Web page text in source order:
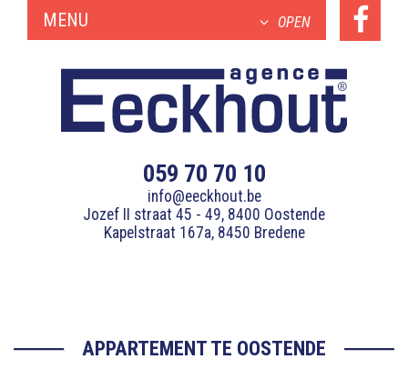
MENU OPEN
059 70 70 10
info@eeckhout.be
Jozef II straat 45 - 49, 8400 Oostende
Kapelstraat 167a, 8450 Bredene
APPARTEMENT TE OOSTENDE